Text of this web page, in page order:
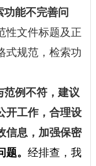
功能不完善问
性文件标题及正
式规范，检索功
范例不符，建议
开工作，合理设
信息，加强保密
题。 经排查，我